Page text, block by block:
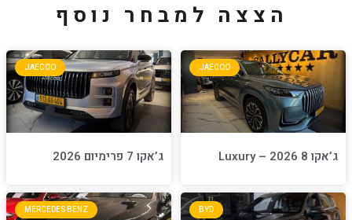
נוסף
JAECOO
ג’אקו 7 פרימיום 2026
BYD
MERCEDES BENZ